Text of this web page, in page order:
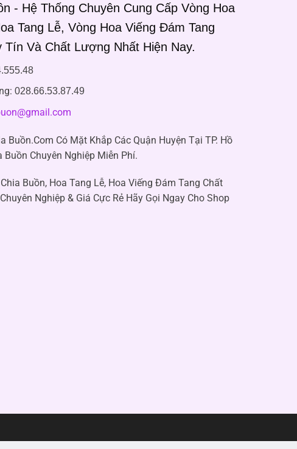
- Hệ Thống Chuyên Cung Cấp Vòng Hoa
Tang Lễ, Vòng Hoa Viếng Đám Tang
Tín Và Chất Lượng Nhất Hiện Nay.
: 028.66.53.87.49
Buồn.Com Có Mặt Khắp Các Quận Huyện Tại TP. Hồ
Buồn Chuyên Nghiệp Miễn Phí.
Buồn, Hoa Tang Lễ, Hoa Viếng Đám Tang Chất
Nghiệp & Giá Cực Rẻ Hãy Gọi Ngay Cho Shop